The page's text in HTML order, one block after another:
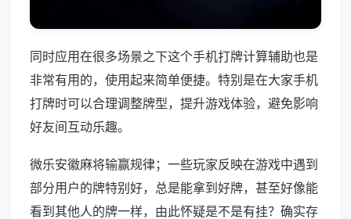
同时应用在很多场景之下这个手机打牌计算辅助也是
非常有用的，使用起来简单便捷。特别是在大家手机
打牌时可以合理调整牌型，提升游戏体验，避免影响
好友间互动乐趣。
微乐安徽麻将输赢规律；一些玩家反映在游戏中遇到
部分用户的牌特别好，总是能拿到好牌，甚至好像能
看到其他人的牌一样，由此怀疑是不是有挂？确实存